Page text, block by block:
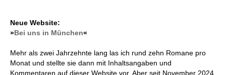
Neue Website:
»Bei uns in München«
Mehr als zwei Jahrzehnte lang las ich rund zehn Romane pro
Monat und stellte sie dann mit Inhaltsangaben und
Kommentaren auf dieser Website vor. Aber seit November 2024